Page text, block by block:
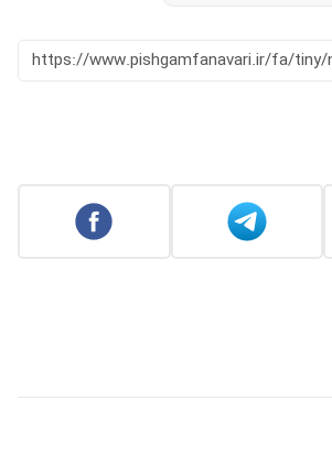
https://www.pishgamfanavari.ir/fa/tiny/